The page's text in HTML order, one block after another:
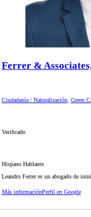
Ferrer &
Ciudadanía / Naturalización, Green
Verificado
Hispano Hablante
Leandro Ferrer es un abogado de
Más informaciónPerfil en Google